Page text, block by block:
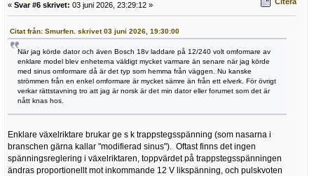
« Svar #6 skrivet: 03 juni 2026, 23:29:12 »
Citat från: Smurfen. skrivet 03 juni 2026, 19:30:00
När jag körde dator och även Bosch 18v laddare på 12/240 volt omformare av
enklare model blev enheterna väldigt mycket varmare än senare när jag körde
med sinus omformare då är det typ som hemma från väggen. Nu kanske
strömmen från en enkel omformare är mycket sämre än från ett elverk. För övrigt
verkar rättstavning tro att jag är norsk är det min dator eller forumet som det är
nått knas hos.
Enklare växelriktare brukar ge s k trappstegsspänning (som nasarna i
branschen gärna kallar "modifierad sinus"). Oftast finns det ingen
spänningsreglering i växelriktaren, toppvärdet på trappstegsspänningen
ändras proportionellt mot inkommande 12 V likspänning, och pulskvoten